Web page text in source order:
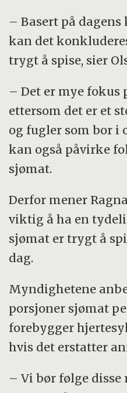
– Basert på
kan det
trygt å spise, sier
– Det er mye fokus
ettersom det er et
og fugler som bor i
kan også påvirke
sjømat.
Derfor mener
viktig å ha en
sjømat er trygt å
dag.
Myndighetene
porsjoner sjømat
forebygger
hvis det erstatter
– Vi bør følge disse